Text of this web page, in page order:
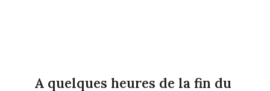
A quelques heures de la fin du